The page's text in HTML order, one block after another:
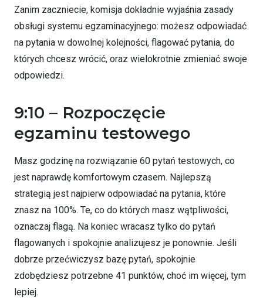
Zanim zaczniecie, komisja dokładnie wyjaśnia zasady
obsługi systemu egzaminacyjnego: możesz odpowiadać
na pytania w dowolnej kolejności, flagować pytania, do
których chcesz wrócić, oraz wielokrotnie zmieniać swoje
odpowiedzi.
9:10 – Rozpoczęcie
egzaminu testowego
Masz godzinę na rozwiązanie 60 pytań testowych, co
jest naprawdę komfortowym czasem. Najlepszą
strategią jest najpierw odpowiadać na pytania, które
znasz na 100%. Te, co do których masz wątpliwości,
oznaczaj flagą. Na koniec wracasz tylko do pytań
flagowanych i spokojnie analizujesz je ponownie. Jeśli
dobrze przećwiczysz bazę pytań, spokojnie
zdobędziesz potrzebne 41 punktów, choć im więcej, tym
lepiej.